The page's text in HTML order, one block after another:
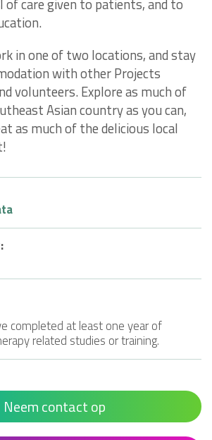
of care given to patients, and to
in one of two locations, and stay
with other Projects
volunteers. Explore as much of
Asian country as you can,
as much of the delicious local
completed at least one year of
related studies or training.
Neem contact op